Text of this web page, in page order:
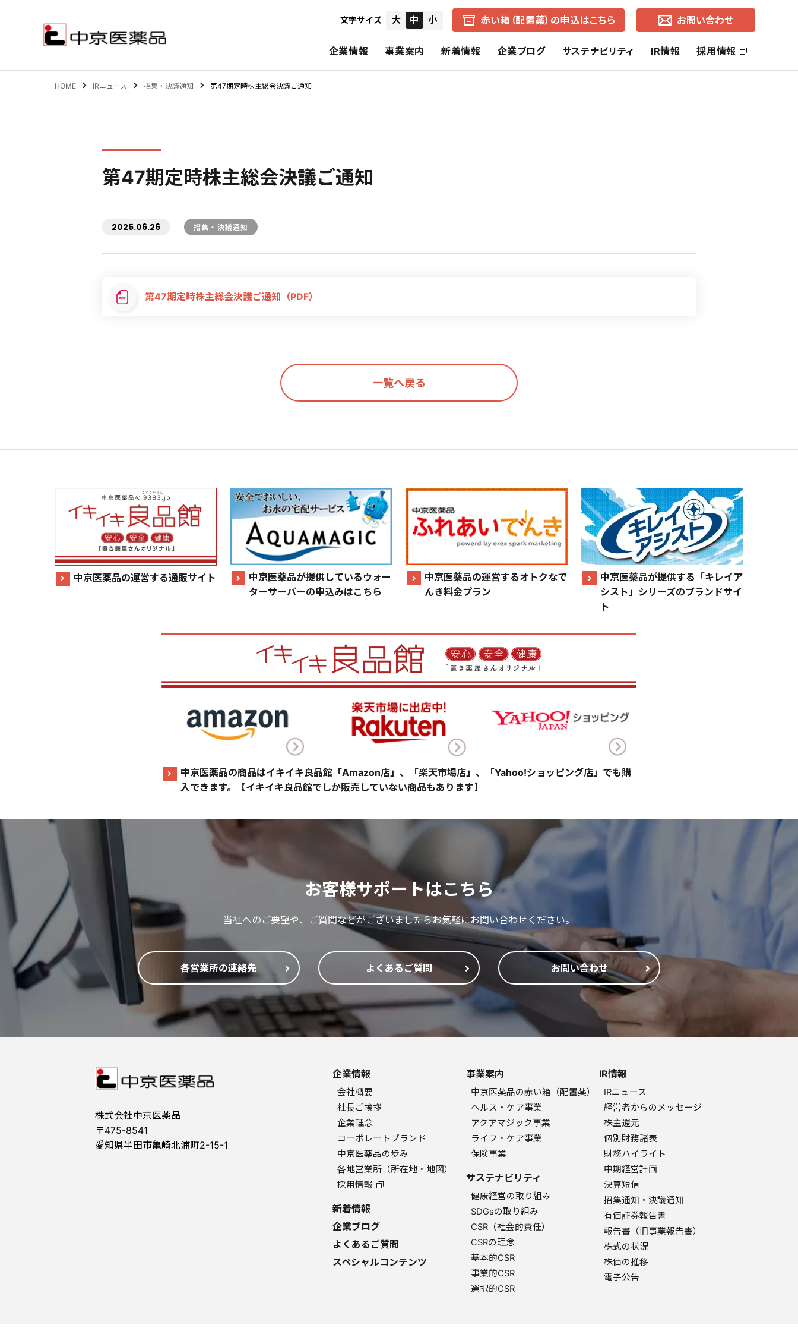
文字サイズ 大 中 小 赤い箱（配置薬）の申込はこちら お問い合わせ
企業情報
企業情報 中京医薬品の歩み
事業案内
保険事業
新着情報 企業ブログ サステナビリティ
CSRの理念
IR情報
IR情報 決算短信
採用情報
HOME IRニュース 招集・決議通知 第47期定時株主総会決議ご通知
第47期定時株主総会決議ご通知
2025.06.26 招集・決議通知
第47期定時株主総会決議ご通知（PDF）
一覧へ戻る
中京医薬品の運営する通販サイト
中京医薬品が提供しているウォー
ターサーバーの申込みはこちら
中京医薬品の運営するオトクなで
んき料金プラン
中京医薬品が提供する「キレイア
シスト」シリーズのブランドサイ
ト
中京医薬品の商品はイキイキ良品館「Amazon店」、「楽天市場店」、「Yahoo!ショッピング店」でも購
入できます。【イキイキ良品館でしか販売していない商品もあります】
お客様サポートはこちら
当社へのご要望や、ご質問などがございましたらお気軽にお問い合わせください。
各営業所の連絡先 よくあるご質問 お問い合わせ
株式会社中京医薬品
〒475-8541
愛知県半田市亀崎北浦町2-15-1
企業情報
会社概要
社長ご挨拶
企業理念
コーポレートブランド
中京医薬品の歩み
各地営業所（所在地・地図）
採用情報
新着情報
企業ブログ
よくあるご質問
スペシャルコンテンツ
事業案内
中京医薬品の赤い箱（配置薬）
ヘルス・ケア事業
アクアマジック事業
ライフ・ケア事業
保険事業
サステナビリティ
健康経営の取り組み
SDGsの取り組み
CSR（社会的責任）
CSRの理念
基本的CSR
事業的CSR
選択的CSR
IR情報
IRニュース
経営者からのメッセージ
株主還元
個別財務諸表
財務ハイライト
中期経営計画
決算短信
招集通知・決議通知
有価証券報告書
報告書（旧事業報告書）
株式の状況
株価の推移
電子公告